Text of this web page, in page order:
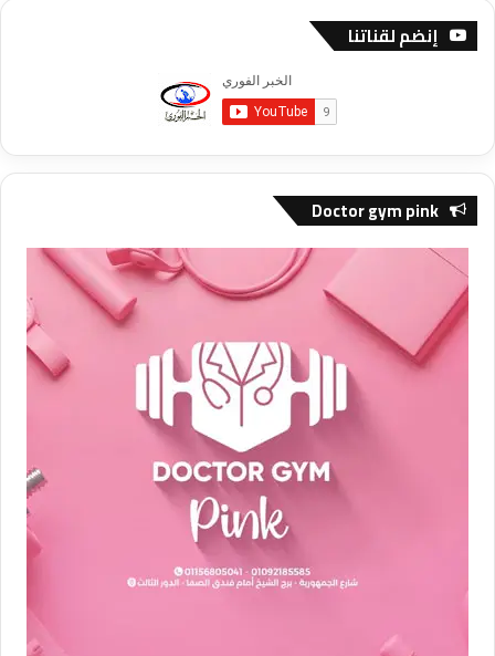
إنضم لقناتنا
Doctor gym pink